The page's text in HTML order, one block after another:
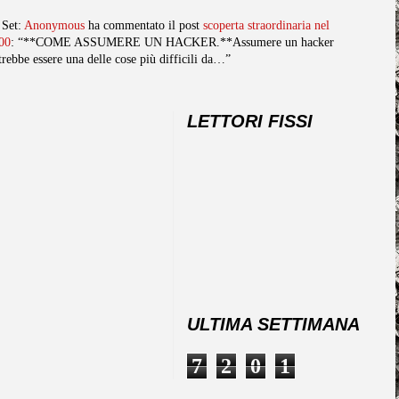
Anonymous ha commentato il post scoperta straordinaria nel
: “**COME ASSUMERE UN HACKER.**Assumere un hacker
essere una delle cose più difficili da…”
LETTORI FISSI
ULTIMA SETTIMANA
7 2 0 1